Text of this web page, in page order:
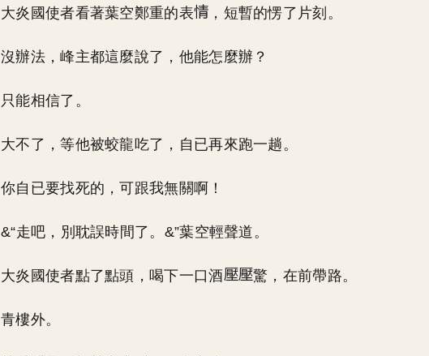
大炎國使者看著葉空鄭重的表 ，短暫的愣了片刻。
沒辦法，峰主都這麼說了，他能怎麼辦？
只能相信了。
大不了，等他被蛟龍吃了，自已再來跑一趟。
你自已要找死的，可跟我無關啊！
&“走吧，別耽誤時間了。&”葉空輕聲道。
大炎國使者點了點頭，喝下一口酒 驚，在前帶路。
青樓外。